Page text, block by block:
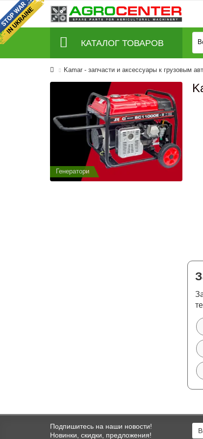
КАТАЛОГ ТОВАРОВ
Kamar - запчаcти и аксессуары к грузовым
Генератори
Подпишитесь на наши новости!
Новинки, скидки, предложения!